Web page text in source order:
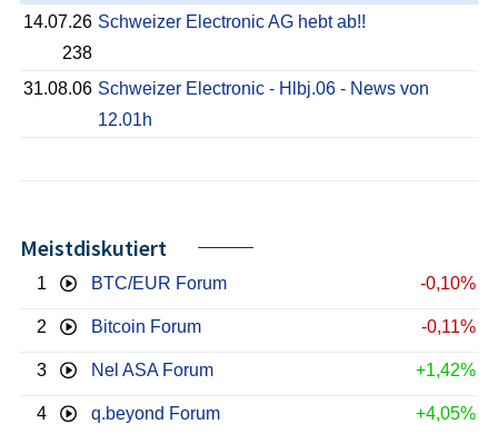
14.07.26
238
Schweizer Electronic AG hebt ab!!
31.08.06 Schweizer Electronic - Hlbj.06 - News von
12.01h
Meistdiskutiert
1 BTC/EUR Forum -0,10%
2 Bitcoin Forum -0,11%
3 Nel ASA Forum +1,42%
4 q.beyond Forum +4,05%